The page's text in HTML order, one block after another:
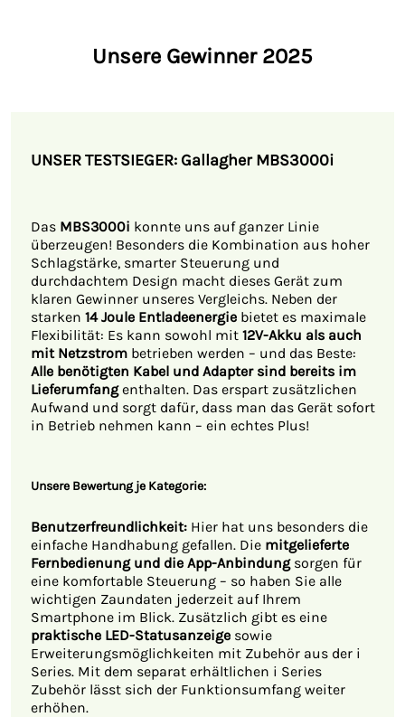
Unsere Gewinner 2025
UNSER TESTSIEGER: Gallagher MBS3000i
Das MBS3000i konnte uns auf ganzer Linie
überzeugen! Besonders die Kombination aus hoher
Schlagstärke, smarter Steuerung und
durchdachtem Design macht dieses Gerät zum
klaren Gewinner unseres Vergleichs. Neben der
starken 14 Joule Entladeenergie bietet es maximale
Flexibilität: Es kann sowohl mit 12V-Akku als auch
mit Netzstrom betrieben werden – und das Beste:
Alle benötigten Kabel und Adapter sind bereits im
Lieferumfangenthalten. Das erspart zusätzlichen
Aufwand und sorgt dafür, dass man das Gerät sofort
in Betrieb nehmen kann – ein echtes Plus!
Unsere Bewertung je Kategorie:
Benutzerfreundlichkeit: Hier hat uns besonders die
einfache Handhabung gefallen. Die mitgelieferte
Fernbedienung und die App-Anbindungsorgen für
eine komfortable Steuerung – so haben Sie alle
wichtigen Zaundaten jederzeit auf Ihrem
Smartphone im Blick. Zusätzlich gibt es eine
praktische LED-Statusanzeige sowie
Erweiterungsmöglichkeiten mit Zubehör aus der i
Series. Mit dem separat erhältlichen i Series
Zubehör lässt sich der Funktionsumfang weiter
erhöhen.